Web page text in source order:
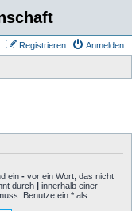
Anmelden
Registrieren
ein - vor ein Wort, das nicht
durch | innerhalb einer
Benutze ein * als